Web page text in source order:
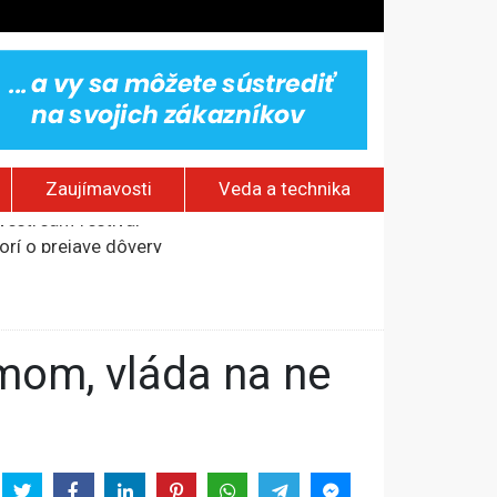
Zaujímavosti Veda a technika
o prejave dôvery